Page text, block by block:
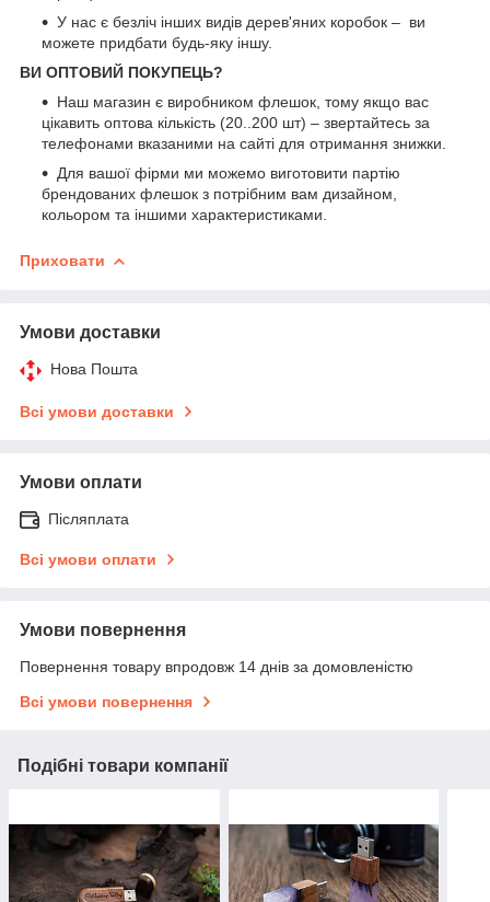
У нас є безліч інших видів дерев'яних коробок – ви
можете придбати будь-яку іншу.
ВИ ОПТОВИЙ ПОКУПЕЦЬ?
Наш магазин є виробником флешок, тому якщо вас
цікавить оптова кількість (20..200 шт) – звертайтесь за
телефонами вказаними на сайті для отримання знижки.
Для вашої фірми ми можемо виготовити партію
брендованих флешок з потрібним вам дизайном,
кольором та іншими характеристиками.
Приховати
Умови доставки
Нова Пошта
Всі умови доставки
Умови оплати
Післяплата
Всі умови оплати
Умови повернення
Повернення товару впродовж 14 днів за домовленістю
Всі умови повернення
Подібні товари компанії